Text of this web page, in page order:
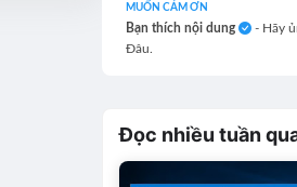
MUỐN CẢM ƠN
Bạn thích nội dung
- Hãy
Đâu.
Đọc nhiều tuần